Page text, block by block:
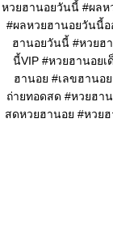
หวยฮานอยวันนี้ #ผลห
#ผลหวยฮานอยวันนี้
ฮานอยวันนี้ #หวยฮ
นี้VIP #หวยฮานอย
ฮานอย #เลขฮานอ
ถ่ายทอดสด #หวยฮา
สดหวยฮานอย #หวย